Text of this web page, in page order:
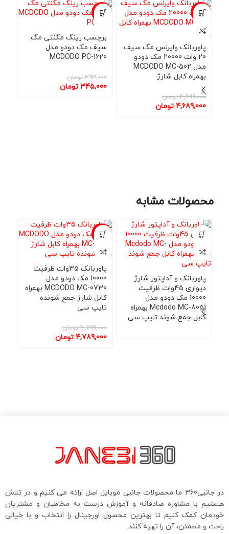
حراج
پاوربانک وایرلس مگ سیف
20 وات 20000 مک دودو
مدل MCDODO MC-502
بهمراه کابل شارژ
4,699,000 تومان
4,689,000 تومان
-12%
برچسب رینگ مگنتی مگ
سیف مک دودو مدل
MCDODO PC-1620
393,000 تومان
345,000 تومان
محصولات مشابه
پاوربانک و آداپتور شارژ
دیواری 45وات ظرفیت
10000 مک دودو مدل
Mcdodo MC-8051 بهمراه
کابل جمع شوند تایپ سی
حراج
پاوربانک 35وات ظرفیت
10000 مک دودو مدل
MCDODO MC-0730 بهمراه
کابل شارژ جمع شونده
تایپ سی
4,799,000 تومان
4,789,000 تومان
در جانبی360 ما محصولات جانبی موبایل اصل ارائه می کنیم و در تلاش
هستیم با مشاوره صادقانه و آموزش درست به مخاطبان و مشتریان
خودمان کمک کنیم تا بهترین محصول اورجینال را انتخاب و با خیالی
راحت و مطمئن، آن را تهیه کنند.